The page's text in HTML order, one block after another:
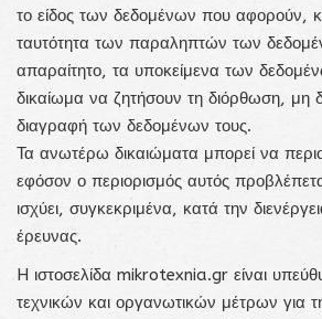
το είδος των δεδομένων που αφορούν,
ταυτότητα των παραληπτών των
απαραίτητο, τα υποκείμενα των
δικαίωμα να ζητήσουν τη διόρθωση, μη
διαγραφή των δεδομένων τους.
Τα ανωτέρω δικαιώματα μπορεί να
εφόσον ο περιορισμός αυτός
ισχύει, συγκεκριμένα, κατά την
έρευνας.
H ιστοσελίδα mikrotexnia.gr είναι
τεχνικών και οργανωτικών μέτρων για